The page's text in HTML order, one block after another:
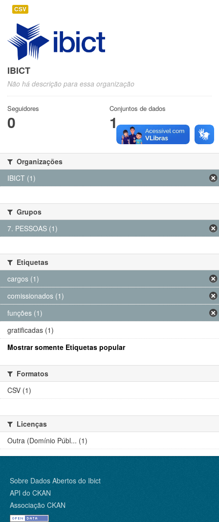
CSV
IBICT
Não há descrição para essa organização
Seguidores
0
Conjuntos de dados
1
Organizações
IBICT (1)
Grupos
7. PESSOAS (1)
Etiquetas
cargos (1)
comissionados (1)
funções (1)
gratificadas (1)
Mostrar somente Etiquetas popular
Formatos
CSV (1)
Licenças
Outra (Domínio Públ... (1)
Sobre Dados Abertos do Ibict
API do CKAN
Associação CKAN